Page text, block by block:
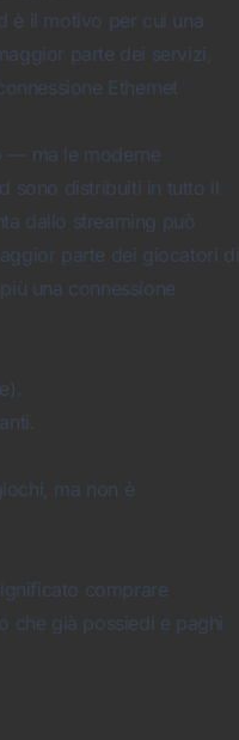
è il motivo per cui una
parte dei servizi,
Ethernet
— ma le moderne
sono distribuiti in tutto il
dallo streaming può
parte dei giocatori di
una connessione
ma non è
comprare
che già possiedi e paghi